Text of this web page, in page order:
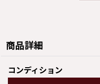
商品詳細
コンディション